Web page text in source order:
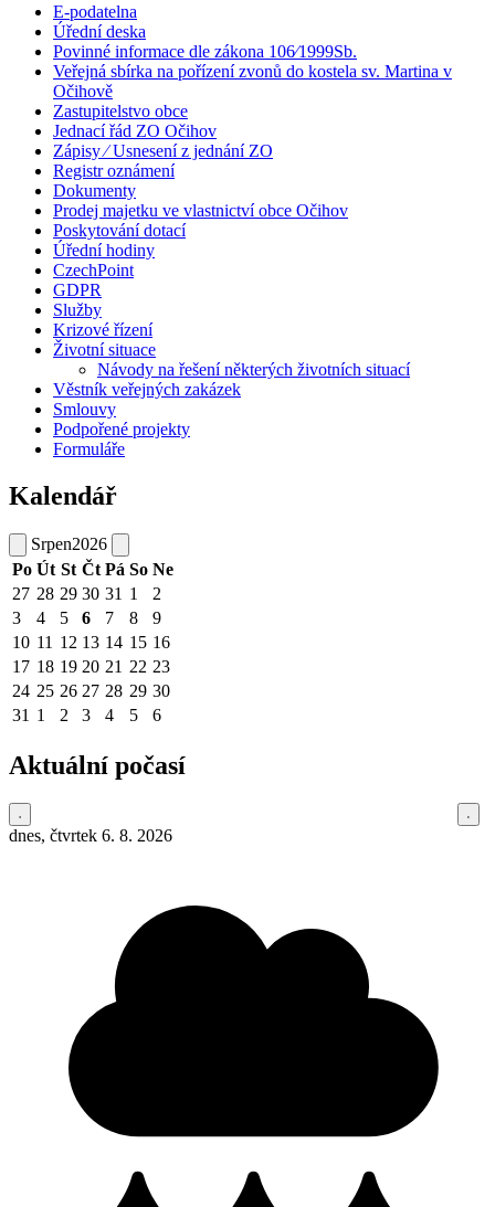
E-podatelna
Úřední deska
Povinné informace dle zákona 106⁄1999Sb.
Veřejná sbírka na pořízení zvonů do kostela sv. Martina v
Očihově
Zastupitelstvo obce
Jednací řád ZO Očihov
Zápisy ⁄ Usnesení z jednání ZO
Registr oznámení
Dokumenty
Prodej majetku ve vlastnictví obce Očihov
Poskytování dotací
Úřední hodiny
CzechPoint
GDPR
Služby
Krizové řízení
Životní situace
Návody na řešení některých životních situací
Věstník veřejných zakázek
Smlouvy
Podpořené projekty
Formuláře
Kalendář
Srpen2026
Po Út St Čt Pá So Ne
27 28 29 30 31 1
2
3
4 5 6 7 8
9
10 11 12 13 14 15 16
17 18 19 20 21 22 23
24 25 26 27 28 29 30
31 1 2 3 4 5 6
Aktuální počasí
dnes, čtvrtek 6. 8. 2026